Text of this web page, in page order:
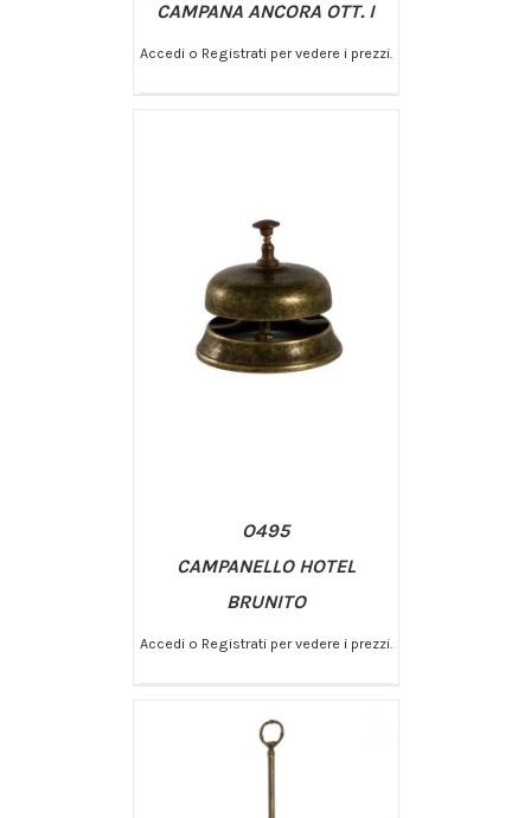
CAMPANA ANCORA OTT. I
Accedi o Registrati per vedere i prezzi.
O495
CAMPANELLO HOTEL
BRUNITO
Accedi o Registrati per vedere i prezzi.